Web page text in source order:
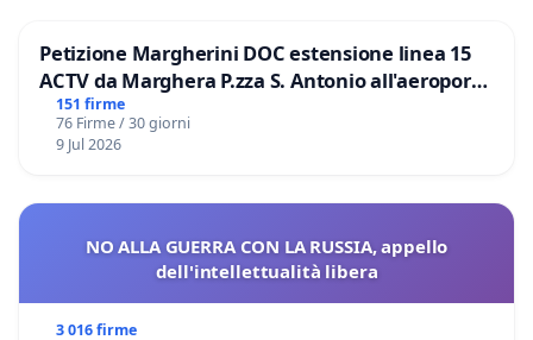
Petizione Margherini DOC estensione linea 15
ACTV da Marghera P.zza S. Antonio all'aeroporto
Marco Polo tariffa a € 1,50
151 firme
76 Firme / 30 giorni
9 Jul 2026
NO ALLA GUERRA CON LA RUSSIA, appello
dell'intellettualità libera
3 016 firme